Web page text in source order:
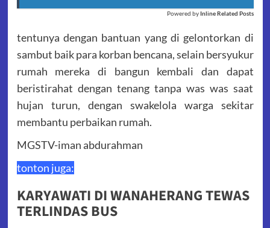
Powered by Inline Related Posts
tentunya dengan bantuan yang di gelontorkan di
sambut baik para korban bencana, selain bersyukur
rumah mereka di bangun kembali dan dapat
beristirahat dengan tenang tanpa was was saat
hujan turun, dengan swakelola warga sekitar
membantu perbaikan rumah.
MGSTV-iman abdurahman
tonton juga:
KARYAWATI DI WANAHERANG TEWAS
TERLINDAS BUS